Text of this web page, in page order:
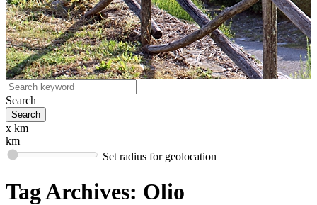
Search
x km
km
Set radius for geolocation
Tag Archives: Olio